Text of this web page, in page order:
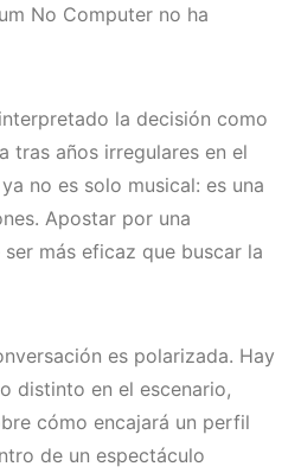
No Computer no ha
la decisión como
tras años irregulares en el
no es solo musical: es una
Apostar por una
más eficaz que buscar la
es polarizada. Hay
distinto en el escenario,
cómo encajará un perfil
de un espectáculo